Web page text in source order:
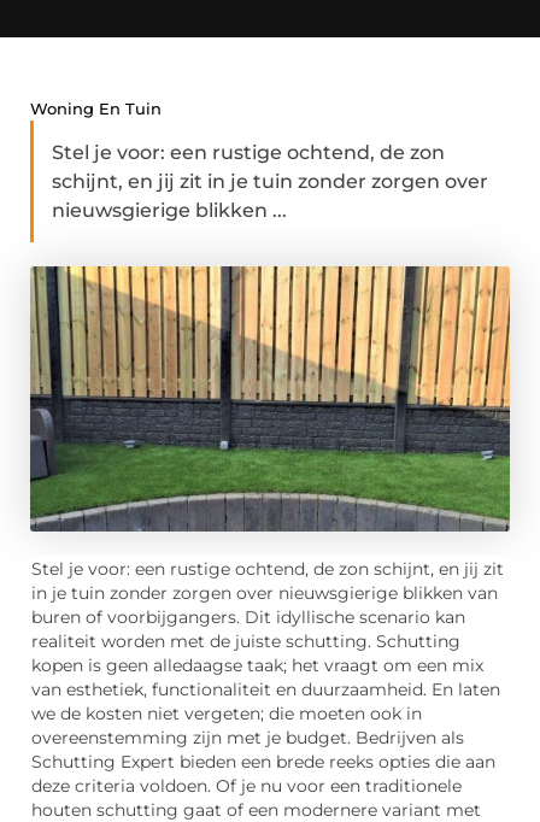
Woning En Tuin
Stel je voor: een rustige ochtend, de zon
schijnt, en jij zit in je tuin zonder zorgen over
nieuwsgierige blikken ...
Stel je voor: een rustige ochtend, de zon schijnt, en jij zit
in je tuin zonder zorgen over nieuwsgierige blikken van
buren of voorbijgangers. Dit idyllische scenario kan
realiteit worden met de juiste schutting. Schutting
kopen is geen alledaagse taak; het vraagt om een mix
van esthetiek, functionaliteit en duurzaamheid. En laten
we de kosten niet vergeten; die moeten ook in
overeenstemming zijn met je budget. Bedrijven als
Schutting Expert bieden een brede reeks opties die aan
deze criteria voldoen. Of je nu voor een traditionele
houten schutting gaat of een modernere variant met